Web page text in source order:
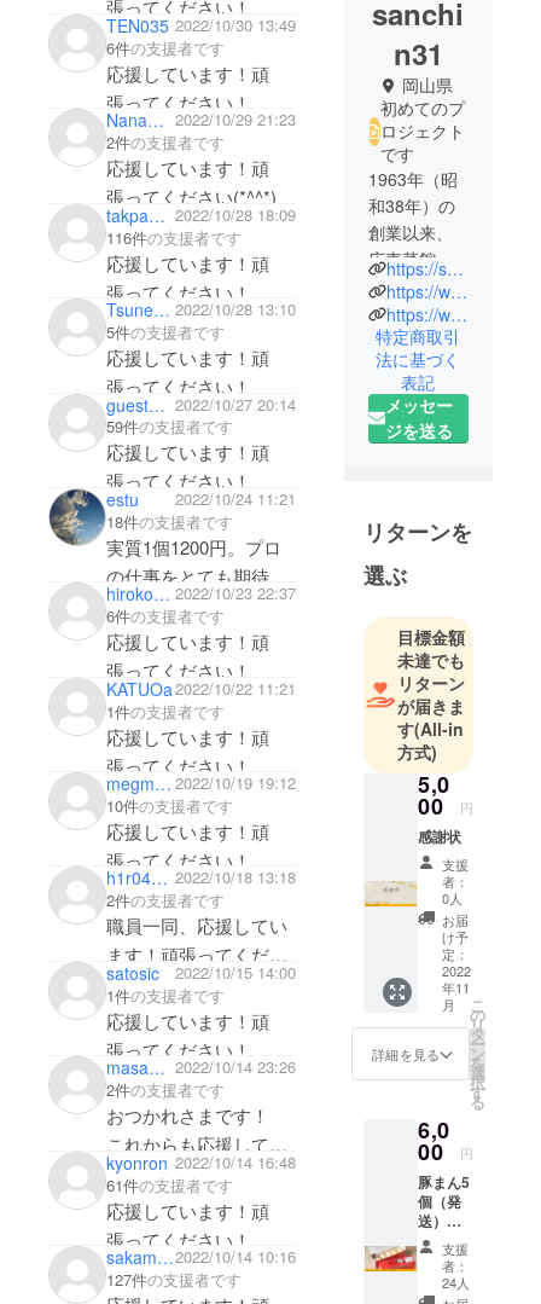
張ってください！
TEN035 2022/10/30 13:49
6件の支援者です
応援しています！頑
張ってください！
NanaMarine 2022/10/29 21:23
2件の支援者です
応援しています！頑
張ってください(*^^*)
takpana2141976 2022/10/28 18:09
116件の支援者です
応援しています！頑
張ってください！
Tsunehisa Sato 2022/10/28 13:10
5件の支援者です
応援しています！頑
張ってください！
guest407bdc6ea0 2022/10/27 20:14
59件の支援者です
応援しています！頑
張ってください！
estu
2022/10/24 11:21
18件の支援者です
実質1個1200円。プロ
の仕事をとても期待し
ています。
hirokos318 2022/10/23 22:37
6件の支援者です
応援しています！頑
張ってください！
KATUOa2022/10/22 11:21
1件の支援者です
応援しています！頑
張ってください！
megmilk99 2022/10/19 19:12
10件の支援者です
応援しています！頑
張ってください！
h1r040806 2022/10/18 13:18
2件の支援者です
職員一同、応援してい
ます！頑張ってくださ
い！
satosic
2022/10/15 14:00
1件の支援者です
応援しています！頑
張ってください！
masaomi yamashita 2022/10/14 23:26
2件の支援者です
おつかれさまです！
これからも応援してま
す！
頑張ってください！
kyonron 2022/10/14 16:48
61件の支援者です
応援しています！頑
張ってください！
sakamuni2022/10/14 10:16
127件の支援者です
sanchi
n31
岡山県
初めてのプ
ロジェクト
です
1963年（昭
和38年）の
創業以来、
広東菜館山
珍は無添加
のおいしさ
を追求し続
けてきまし
た。
トロトロ角
煮、たっぷ
玉子が入っ
た山珍自慢
の豚まん
各メディア
で取り上げ
られ、多い
日には一日
1,800個の売
り上げ、
ネット販売
では最長一
年半お待ち
いただくほ
どの看板メ
ニューと
なっており
ます。
是非職人の
手作りによ
る伝統の味
をご賞味く
https://sanchin-okayama.com/
https://www.facebook.com/sanchin.butaman/
https://www.instagram.com/sanchin.okayama/
特定商取引
法に基づく
表記
メッセー
ジを送る
リターンを
選ぶ
目標金額
未達でも
リターン
が届きま
す(All-in
方式)
5,0
00 円
感謝状
支援
者：
0人
お届
け予
定：
2022
年11
月
詳細を見る
こ
の
リ
タ
ー
ン
を
選
択
す
る
6,0
00 円
豚まん5
個（発
送）、
感謝状
支援
者：
24人